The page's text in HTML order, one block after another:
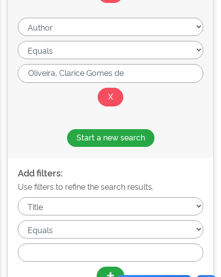
Start a new search
Add filters:
Use filters to refine the search results.